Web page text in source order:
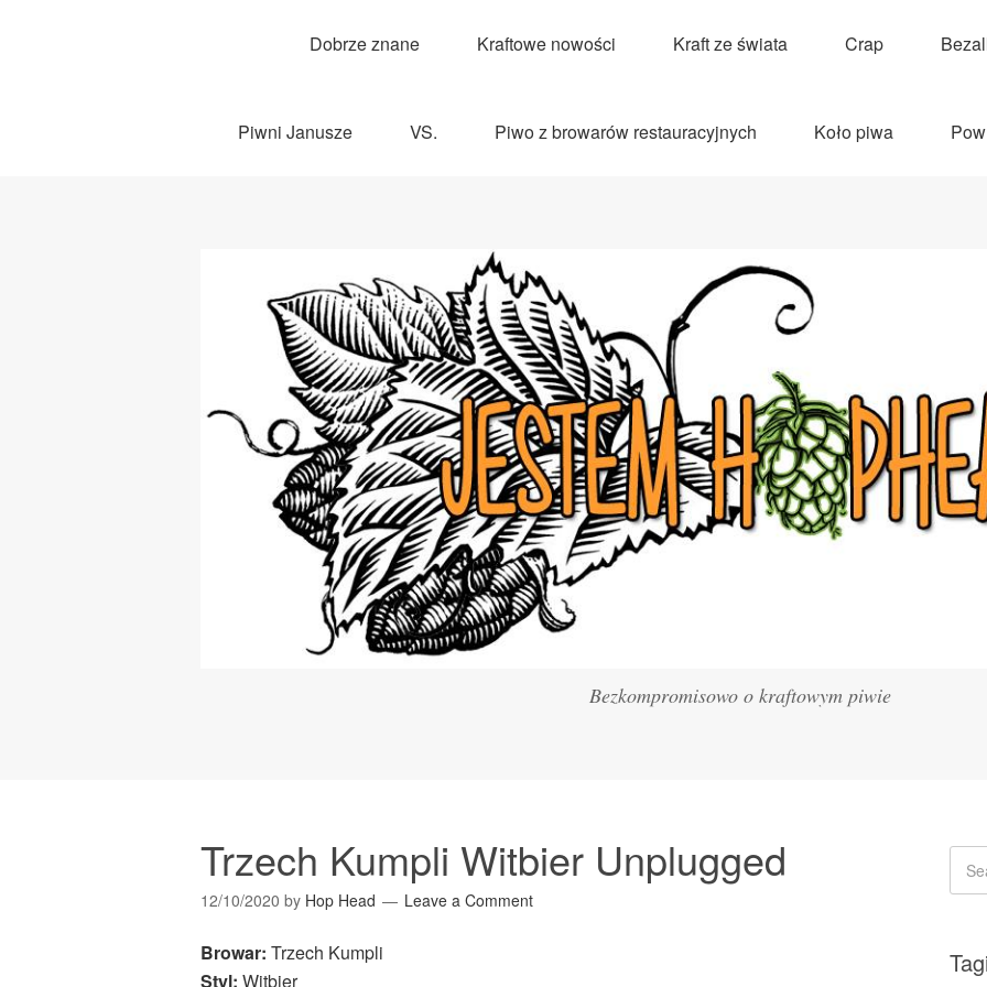
Dobrze znane Kraftowe nowości Kraft ze świata Crap
Piwni Janusze VS. Piwo z browarów restauracyjnych Koło piwa
Bezkompromisowo o kraftowym piwie
Trzech Kumpli Witbier Unplugged
12/10/2020 by Hop Head Leave a Comment
Browar: Trzech Kumpli
Styl: Witbier